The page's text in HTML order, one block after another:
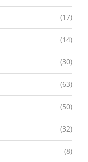
(17)
(14)
(30)
(63)
(50)
(32)
(8)